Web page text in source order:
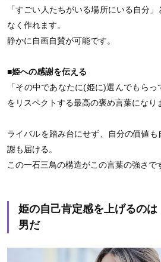
「すごい人たちがいる場所にいる自分
なく作れます。
静かに自画自賛が可能です。
■姫への感謝を伝える
「その中であなたに(姫に)選んでもら
をリスペクトする最高の褒め言葉になり
ライバルを踏み台にせず、自分の価値
謝も届ける。
この一石三鳥の構造がこの言葉の強さで
姫の自己肯定感を上げるの
男だ